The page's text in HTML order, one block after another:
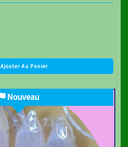
Ajouter Au Panier
Nouveau